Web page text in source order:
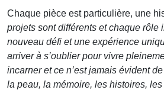
Chaque pièce est particulière, une
projets sont différents et chaque rôle
nouveau défi et une expérience
arriver à s’oublier pour vivre
incarner et ce n’est jamais évident
la peau, la mémoire, les histoires,